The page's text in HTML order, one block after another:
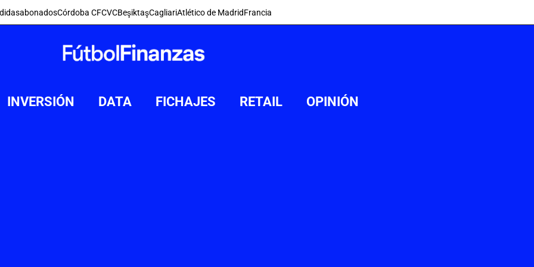
abonadosCórdoba CFCVCBeşiktaşCagliariAtlético de MadridFrancia
INVERSIÓN DATA FICHAJES RETAIL OPINIÓN